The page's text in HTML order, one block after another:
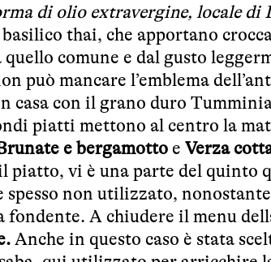
di olio extravergine, locale di
thai, che apportano
comune e dal gusto
può mancare l’emblema
casa con il grano duro
piatti mettono al centro la
e bergamotto e Verza
piatto, vi è una parte del quinto
non utilizzato,
fondente. A chiudere il menu
Anche in questo caso è stata